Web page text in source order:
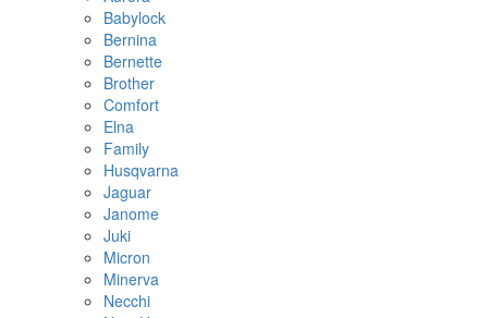
Babylock
Bernina
Bernette
Brother
Comfort
Elna
Family
Husqvarna
Jaguar
Janome
Juki
Micron
Minerva
Necchi